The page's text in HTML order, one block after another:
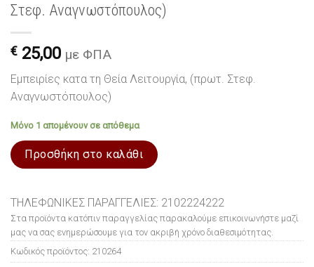
Στεφ. Αναγνωστόπουλος)
€ 25,00 με ΦΠΑ
Εμπειρίες κατα τη Θεία Λειτουργία, (πρωτ. Στεφ.
Αναγνωστόπουλος)
Μόνο 1 απομένουν σε απόθεμα
Προσθήκη στο καλάθι
ΤΗΛΕΦΩΝΙΚΕΣ ΠΑΡΑΓΓΕΛΙΕΣ: 2102224222
Στα προϊόντα κατόπιν παραγγελίας παρακαλούμε επικοινωνήστε μαζί
μας να σας ενημερώσουμε για τον ακριβή χρόνο διαθεσιμότητας.
Κωδικός προϊόντος: 210264